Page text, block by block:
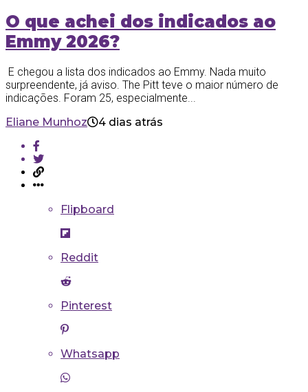
O que achei dos indicados ao
Emmy 2026?
E chegou a lista dos indicados ao Emmy. Nada muito
surpreendente, já aviso. The Pitt teve o maior número de
indicações. Foram 25, especialmente...
Eliane Munhoz
4 dias atrás
Flipboard
Reddit
Pinterest
Whatsapp